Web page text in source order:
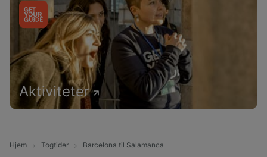
Aktiviteter
Hjem Togtider Barcelona til Salamanca